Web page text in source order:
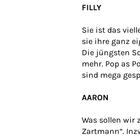
FILLY
Sie ist das
sie ihre ganz
Die jüngsten
mehr. Pop as
sind mega
AARON
Was sollen wir
Zartmann“.